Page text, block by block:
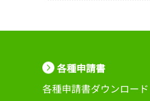
各種申請書
各種申請書ダウンロード